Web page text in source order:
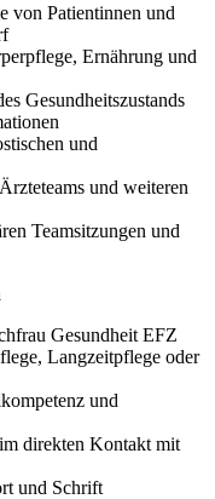
von Patientinnen und
Ernährung und
Gesundheitszustands
und
und weiteren
Teamsitzungen und
Gesundheit EFZ
Langzeitpflege oder
und
direkten Kontakt mit
und Schrift